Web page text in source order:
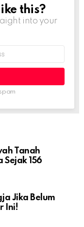
this?
into your
Tanah
Sejak 156
Jika Belum
Ini!